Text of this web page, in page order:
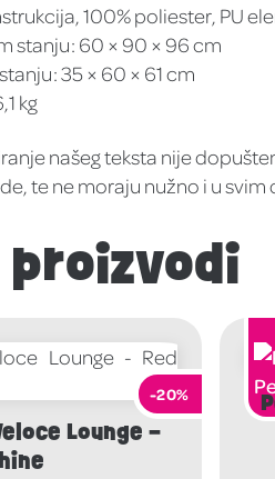
100% poliester, PU
stanju: 60 × 90 × 96 cm
35 × 60 × 61 cm
kg
našeg teksta nije
te ne moraju nužno i u
proizvodi
-20%
Lounge –